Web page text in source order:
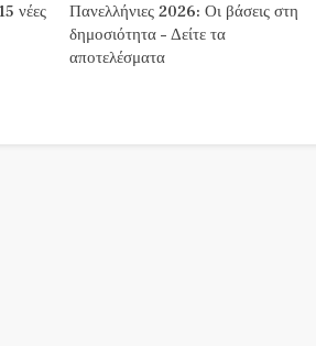
νέες
Πανελλήνιες 2026: Οι βάσεις στη
δημοσιότητα – Δείτε τα
αποτελέσματα